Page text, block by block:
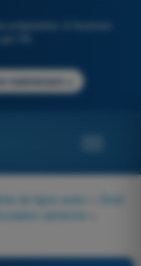
préparation à l'examen
maintenant
de ligne avion
Droit
aérienne